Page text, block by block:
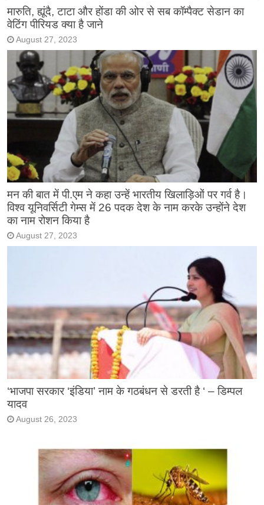
मारुति, ह्यूंदै, टाटा और होंडा की ओर से सब कॉम्पैक्ट सेडान का
वेटिंग पीरियड क्या है जाने
August 27, 2023
मन की बात में पी.एम ने कहा उन्हें भारतीय खिलाड़िओं पर गर्व है।
विश्व यूनिवर्सिटी गेम्स में 26 पदक देश के नाम करके उन्होंने देश
का नाम रोशन किया है
August 27, 2023
‘भाजपा सरकार ‘इंडिया’ नाम के गठबंधन से डरती है ‘ – डिम्पल
यादव
August 26, 2023